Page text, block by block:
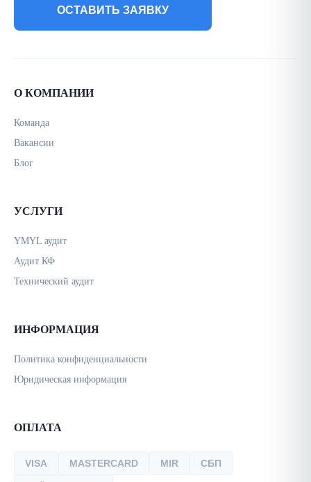
ОСТАВИТЬ ЗАЯВКУ
О КОМПАНИИ
Команда
Вакансии
Блог
УСЛУГИ
YMYL аудит
Аудит КФ
Технический аудит
ИНФОРМАЦИЯ
Политика конфиденциальности
Юридическая информация
ОПЛАТА
VISA MASTERCARD MIR СБП